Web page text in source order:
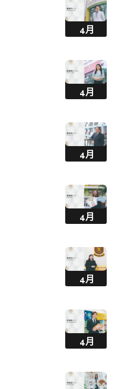
4月
4月
4月
4月
4月
4月